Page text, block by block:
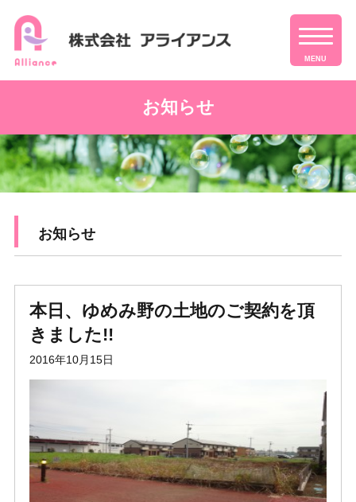
MENU
お知らせ
お知らせ
本日、ゆめみ野の土地のご契約を頂
きました!!
2016年10月15日